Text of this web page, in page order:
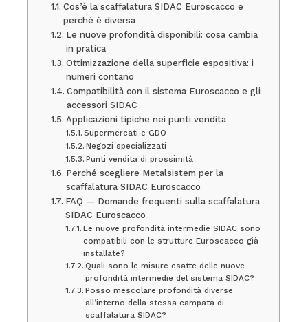
Cos’è la scaffalatura SIDAC Euroscacco e
perché è diversa
Le nuove profondità disponibili: cosa cambia
in pratica
Ottimizzazione della superficie espositiva: i
numeri contano
Compatibilità con il sistema Euroscacco e gli
accessori SIDAC
Applicazioni tipiche nei punti vendita
Supermercati e GDO
Negozi specializzati
Punti vendita di prossimità
Perché scegliere Metalsistem per la
scaffalatura SIDAC Euroscacco
FAQ — Domande frequenti sulla scaffalatura
SIDAC Euroscacco
Le nuove profondità intermedie SIDAC sono
compatibili con le strutture Euroscacco già
installate?
Quali sono le misure esatte delle nuove
profondità intermedie del sistema SIDAC?
Posso mescolare profondità diverse
all’interno della stessa campata di
scaffalatura SIDAC?